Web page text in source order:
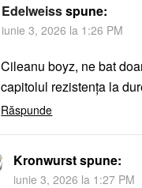
Edelweissspune:
iunie 3, 2026 la 1:26 PM
Cileanu boyz, ne bat
capitolul rezistența la
Răspunde
Kronwurstspune:
iunie 3, 2026 la 1:27 PM